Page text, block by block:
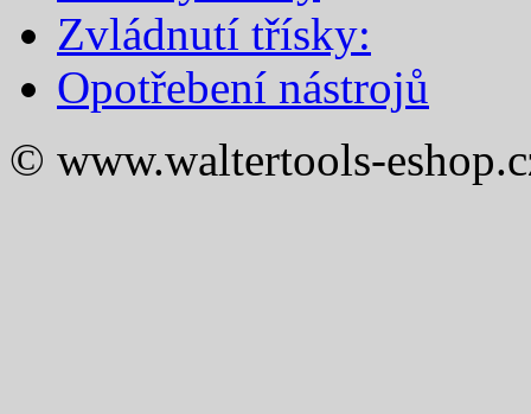
Zvládnutí třísky:
Opotřebení nástrojů
© www.waltertools-